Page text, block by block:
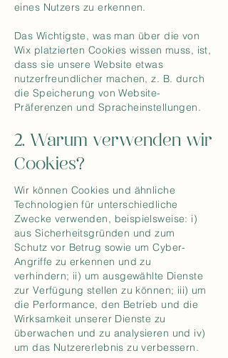
eines Nutzers zu erkennen.
Das Wichtigste, was man über die von
Wix platzierten Cookies wissen muss, ist,
dass sie unsere Website etwas
nutzerfreundlicher machen, z. B. durch
die Speicherung von Website-
Präferenzen und Spracheinstellungen.
2. Warum verwenden wir
Cookies?
Wir können Cookies und ähnliche
Technologien für unterschiedliche
Zwecke verwenden, beispielsweise: i)
aus Sicherheitsgründen und zum
Schutz vor Betrug sowie um Cyber-
Angriffe zu erkennen und zu
verhindern; ii) um ausgewählte Dienste
zur Verfügung stellen zu können; iii) um
die Performance, den Betrieb und die
Wirksamkeit unserer Dienste zu
überwachen und zu analysieren und iv)
um das Nutzererlebnis zu verbessern.